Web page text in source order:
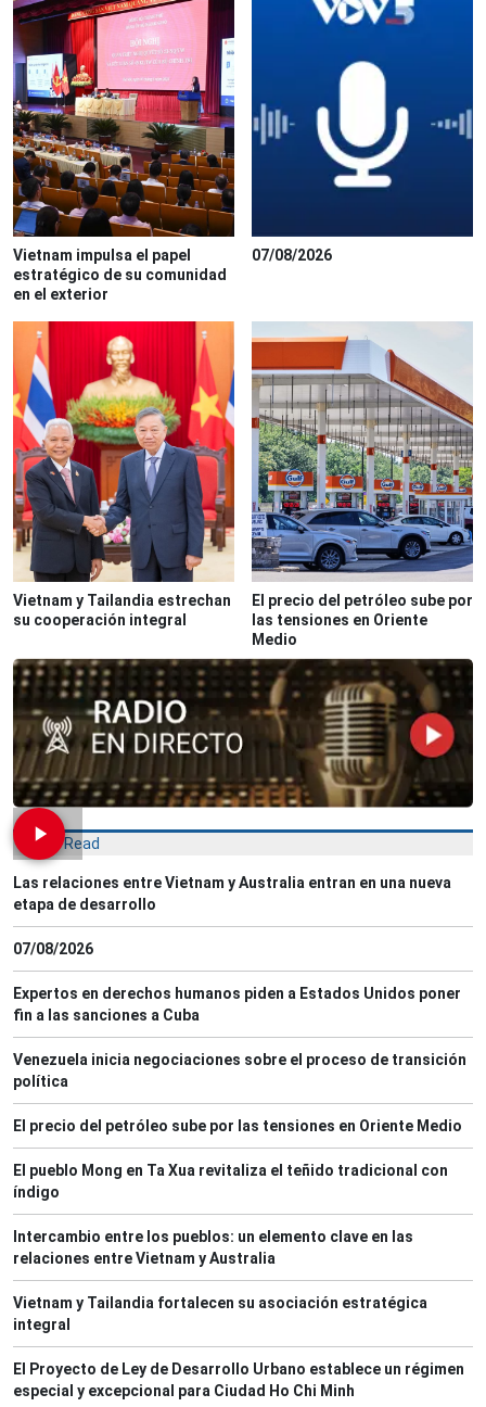
Vietnam impulsa el papel
estratégico de su comunidad
en el exterior
07/08/2026
Vietnam y Tailandia estrechan
su cooperación integral
El precio del petróleo sube por
las tensiones en Oriente
Medio
Most Read
Las relaciones entre Vietnam y Australia entran en una nueva
etapa de desarrollo
07/08/2026
Expertos en derechos humanos piden a Estados Unidos poner
fin a las sanciones a Cuba
Venezuela inicia negociaciones sobre el proceso de transición
política
El precio del petróleo sube por las tensiones en Oriente Medio
El pueblo Mong en Ta Xua revitaliza el teñido tradicional con
índigo
Intercambio entre los pueblos: un elemento clave en las
relaciones entre Vietnam y Australia
Vietnam y Tailandia fortalecen su asociación estratégica
integral
El Proyecto de Ley de Desarrollo Urbano establece un régimen
especial y excepcional para Ciudad Ho Chi Minh